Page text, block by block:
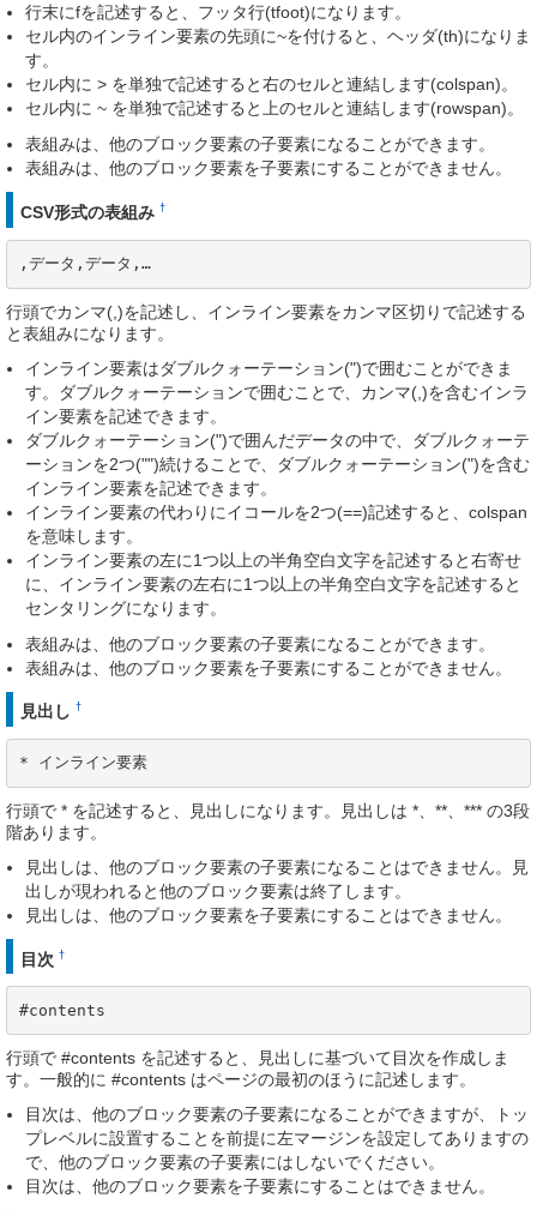
行末にfを記述すると、フッタ行(tfoot)になります。
セル内のインライン要素の先頭に~を付けると、ヘッダ(th)になりま
す。
セル内に > を単独で記述すると右のセルと連結します(colspan)。
セル内に ~ を単独で記述すると上のセルと連結します(rowspan)。
表組みは、他のブロック要素の子要素になることができます。
表組みは、他のブロック要素を子要素にすることができません。
CSV形式の表組み †
,データ,データ,…
行頭でカンマ(,)を記述し、インライン要素をカンマ区切りで記述する
と表組みになります。
インライン要素はダブルクォーテーション(")で囲むことができま
す。ダブルクォーテーションで囲むことで、カンマ(,)を含むインラ
イン要素を記述できます。
ダブルクォーテーション(")で囲んだデータの中で、ダブルクォーテ
ーションを2つ("")続けることで、ダブルクォーテーション(")を含む
インライン要素を記述できます。
インライン要素の代わりにイコールを2つ(==)記述すると、colspan
を意味します。
インライン要素の左に1つ以上の半角空白文字を記述すると右寄せ
に、インライン要素の左右に1つ以上の半角空白文字を記述すると
センタリングになります。
表組みは、他のブロック要素の子要素になることができます。
表組みは、他のブロック要素を子要素にすることができません。
見出し †
* インライン要素
行頭で * を記述すると、見出しになります。見出しは *、**、*** の3段
階あります。
見出しは、他のブロック要素の子要素になることはできません。見
出しが現われると他のブロック要素は終了します。
見出しは、他のブロック要素を子要素にすることはできません。
目次 †
#contents
行頭で #contents を記述すると、見出しに基づいて目次を作成しま
す。一般的に #contents はページの最初のほうに記述します。
目次は、他のブロック要素の子要素になることができますが、トッ
プレベルに設置することを前提に左マージンを設定してありますの
で、他のブロック要素の子要素にはしないでください。
目次は、他のブロック要素を子要素にすることはできません。